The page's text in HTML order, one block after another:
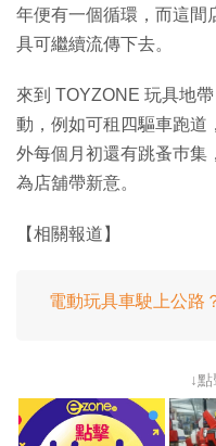
年便有一個循環，而這間
具可繼續流傳下去。
來到 TOYZONE 玩具地
動，例如可租四驅車跑道
外每個月初還有跳蚤巿集
為店舖帶新意。
【相關報道】
電動玩具車駛上公路
↓